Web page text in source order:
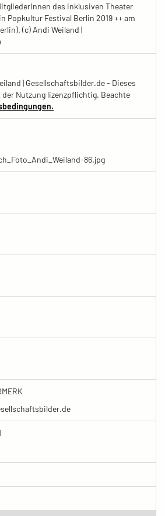
des inklusiven Theater
Popkultur Festival Berlin 2019 ++ am
(c) Andi Weiland |
| Gesellschaftsbilder.de - Dieses
Nutzung lizenzpflichtig. Beachte
86.jpg